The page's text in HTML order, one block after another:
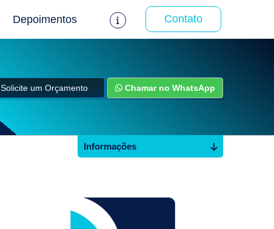
Depoimentos Contato
Solicite um Orçamento Chamar no WhatsApp
Informações